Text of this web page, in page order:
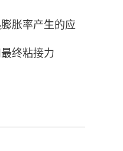
胀率产生的应
终粘接力